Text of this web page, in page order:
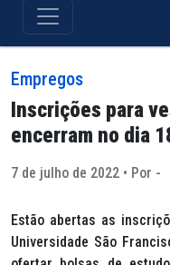
Empregos
Inscrições para
encerram no dia
7 de julho de 2022 • Por -
Estão abertas as
Universidade São